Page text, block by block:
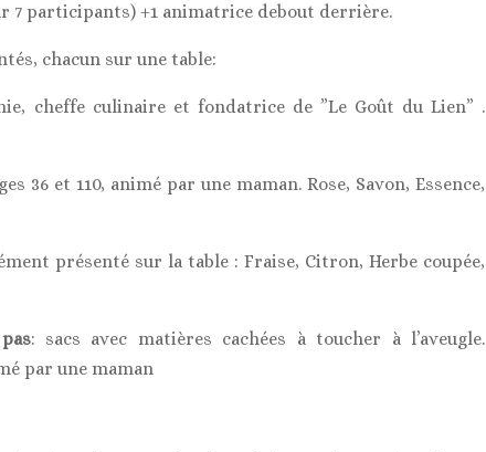
7 participants) +1 animatrice debout derrière.
chacun sur une table:
cheffe culinaire et fondatrice de ”Le Goût du Lien” .
36 et 110, animé par une maman. Rose, Savon, Essence,
présenté sur la table : Fraise, Citron, Herbe coupée,
: sacs avec matières cachées à toucher à l’aveugle.
par une maman